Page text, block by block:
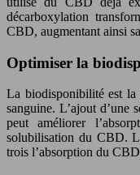
décarboxylation
CBD, augmentant ainsi
Optimiser la
La biodisponibilité est
sanguine. L’ajout d’une
peut améliorer
solubilisation du CBD.
trois l’absorption du